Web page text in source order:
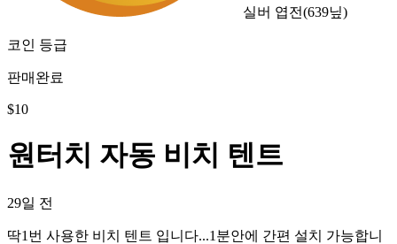
실버 엽전(639닢)
코인 등급
판매완료
$10
원터치 자동 비치 텐트
29일 전
딱1번 사용한 비치 텐트 입니다...1분안에 간편 설치 가능합니